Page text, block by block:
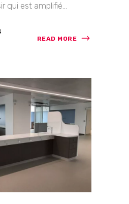
qui est amplifié...
READ MORE